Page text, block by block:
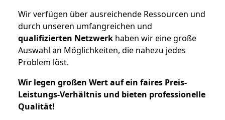
Wir verfügen über ausreichende Ressourcen und
durch unseren umfangreichen und
qualifizierten Netzwerk haben wir eine große
Auswahl an Möglichkeiten, die nahezu jedes
Problem löst.
Wir legen großen Wert auf ein faires Preis-
Leistungs-Verhältnis und bieten professionelle
Qualität!